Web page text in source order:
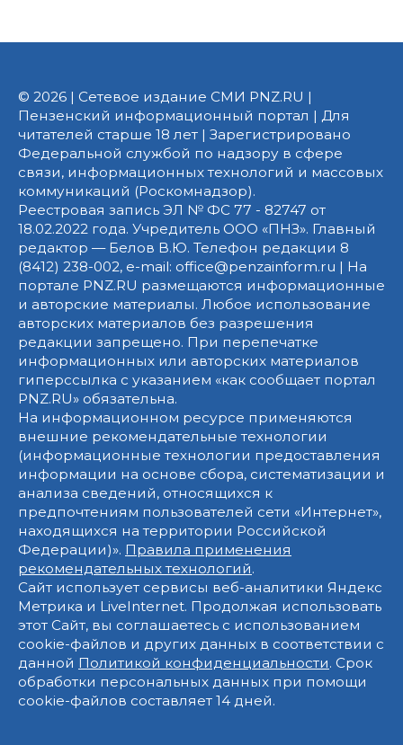
© 2026 | Сетевое издание СМИ PNZ.RU |
Пензенский информационный портал | Для
читателей старше 18 лет | Зарегистрировано
Федеральной службой по надзору в сфере
связи, информационных технологий и массовых
коммуникаций (Роскомнадзор).
Реестровая запись ЭЛ № ФС 77 - 82747 от
18.02.2022 года. Учредитель ООО «ПНЗ». Главный
редактор — Белов В.Ю. Телефон редакции 8
(8412) 238-002, e-mail: office@penzainform.ru | На
портале PNZ.RU размещаются информационные
и авторские материалы. Любое использование
авторских материалов без разрешения
редакции запрещено. При перепечатке
информационных или авторских материалов
гиперссылка с указанием «как сообщает портал
PNZ.RU» обязательна.
На информационном ресурсе применяются
внешние рекомендательные технологии
(информационные технологии предоставления
информации на основе сбора, систематизации и
анализа сведений, относящихся к
предпочтениям пользователей сети «Интернет»,
находящихся на территории Российской
Федерации)». Правила применения
рекомендательных технологий.
Сайт использует сервисы веб-аналитики Яндекс
Метрика и LiveInternet. Продолжая использовать
этот Сайт, вы соглашаетесь с использованием
cookie-файлов и других данных в соответствии с
данной Политикой конфиденциальности. Срок
обработки персональных данных при помощи
cookie-файлов составляет 14 дней.